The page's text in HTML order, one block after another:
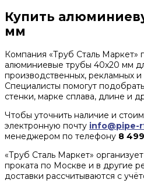
Купить
мм
Компания «Труб Сталь Маркет»
алюминиевые трубы 40х20 мм
производственных, рекламных
Специалисты помогут
стенки, марке сплава, длине и
Чтобы уточнить наличие и
электронную почту info@pipe-
менеджером по телефону 8
«Труб Сталь Маркет»
проката по Москве и в другие
доставки рассчитываются с